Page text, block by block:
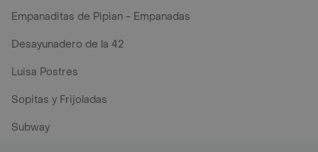
Empanaditas de Pipian - Empanadas
Desayunadero de la 42
Luisa Postres
Sopitas y Frijoladas
Subway